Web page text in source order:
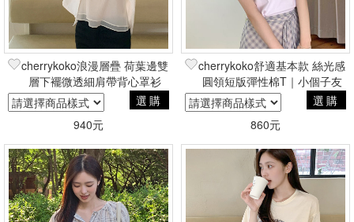
cherrykoko浪漫層疊 荷葉邊雙
層下襬微透細肩帶背心罩衫
選購
940元
cherrykoko舒適基本款 絲光感
圓領短版彈性棉T｜小個子友
善
選購
860元